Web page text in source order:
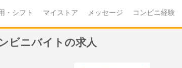
・シフト マイストア メッセージ コンビニ経験
ビニバイトの求人